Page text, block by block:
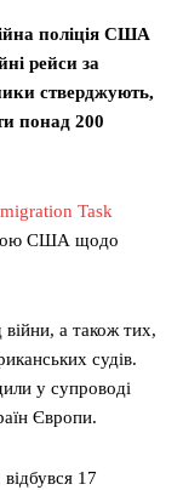
поліція США
рейси за
стверджують,
понад 200
Task
США щодо
війни, а також тих,
судів.
у супроводі
Європи.
17